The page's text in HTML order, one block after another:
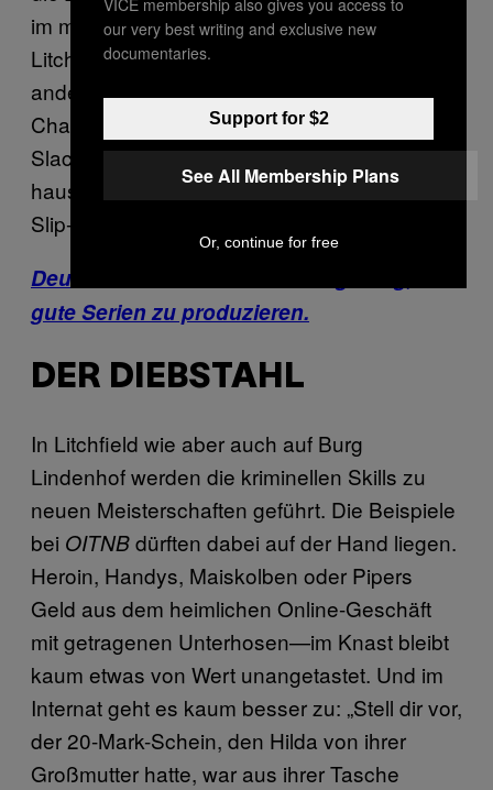
im muckeligen Internatsleben ein Trumpf. In
Litchfield übernimmt diese Rolle unter
anderem der kleine Bruder von Piper, Cal
Chapman. Ein hängengebliebener Post-
Slacker, der kiffend in einem Wohnmobil
haust und für seine Schwester deren illegale
Slip-Geschäfte in Freiheit regelt.
Deutschland ist einfach zu langweilig, um
gute Serien zu produzieren.
DER DIEBSTAHL
In Litchfield wie aber auch auf Burg
Lindenhof werden die kriminellen Skills zu
neuen Meisterschaften geführt. Die Beispiele
bei OITNBdürften dabei auf der Hand liegen.
Heroin, Handys, Maiskolben oder Pipers
Geld aus dem heimlichen Online-Geschäft
mit getragenen Unterhosen—im Knast bleibt
kaum etwas von Wert unangetastet. Und im
Internat geht es kaum besser zu: „Stell dir vor,
der 20-Mark-Schein, den Hilda von ihrer
Großmutter hatte, war aus ihrer Tasche
our very best writing and exclusive new
documentaries.
Support for $2
See All Membership Plans
Or, continue for free